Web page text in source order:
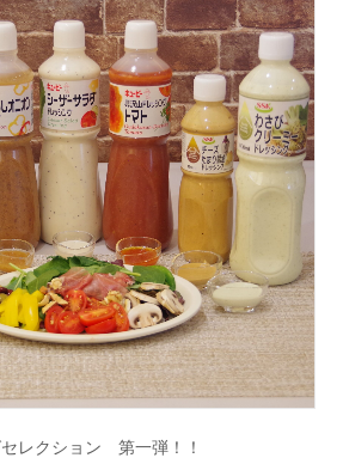
レクション 第一弾！！